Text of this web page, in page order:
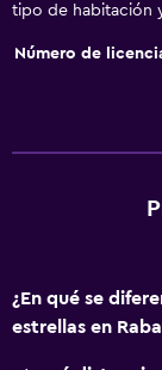
tipo de habitación
Número de
¿En qué se
estrellas en